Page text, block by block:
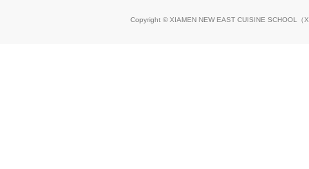
Copyright © XIAMEN NEW EAST CUISINE SCHOOL（